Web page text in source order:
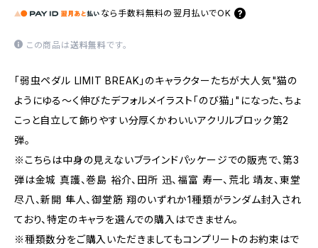
なら 手数料無料の 翌月払いでOK
この商品は送料無料です。
「弱虫ペダル LIMIT BREAK」のキャラクターたちが大人気"猫の
ようにゆる〜く伸びたデフォルメイラスト「のび猫」"になった、ちょ
こっと自立して飾りやすい分厚くかわいいアクリルブロック第2
弾。
※こちらは中身の見えないブラインドパッケージでの販売で、第3
弾は金城 真護、巻島 裕介、田所 迅、福富 寿一、荒北 靖友、東堂
尽八、新開 隼人、御堂筋 翔のいずれか1種類がランダム封入され
ており、特定のキャラを選んでの購入はできません。
※種類数分をご購入いただきましてもコンプリートのお約束はで